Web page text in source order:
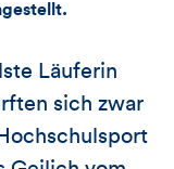
Läuferin
sich zwar